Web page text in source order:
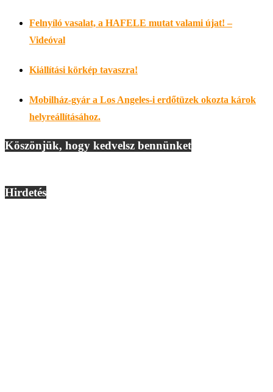
Felnyíló vasalat, a HAFELE mutat valami újat! –
Videóval
Kiállítási körkép tavaszra!
Mobilház-gyár a Los Angeles-i erdőtüzek okozta károk
helyreállításához.
Köszönjük, hogy kedvelsz bennünket
Hirdetés